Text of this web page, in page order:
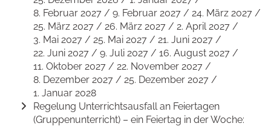
8. Februar 2027 / 9. Februar 2027 / 24. März 2027 /
25. März 2027 / 26. März 2027 / 2. April 2027 /
3. Mai 2027 / 25. Mai 2027 / 21. Juni 2027 /
22. Juni 2027 / 9. Juli 2027 / 16. August 2027 /
11. Oktober 2027 / 22. November 2027 /
8. Dezember 2027 / 25. Dezember 2027 /
1. Januar 2028
Regelung Unterrichtsausfall an Feiertagen
(Gruppenunterricht) – ein Feiertag in der Woche: